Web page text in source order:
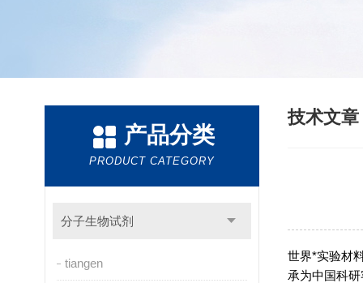
产品分类
PRODUCT CATEGORY
分子生物试剂
tiangen
技术文章
世界*实验材
承为中国科